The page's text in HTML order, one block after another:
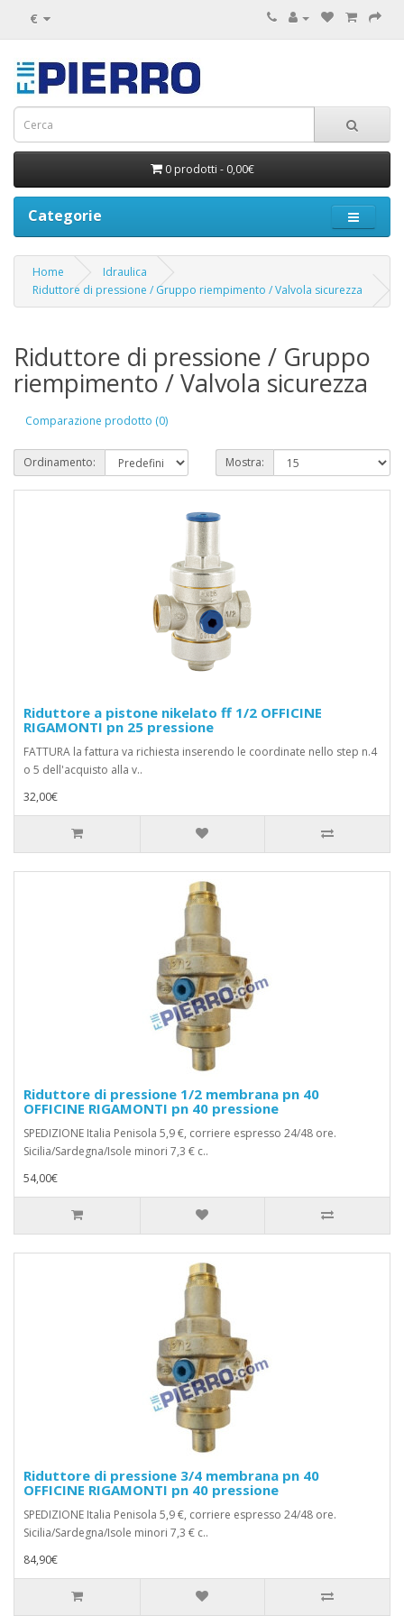
€
0 prodotti - 0,00€
Categorie
Home
Idraulica
Riduttore di pressione / Gruppo riempimento / Valvola sicurezza
Riduttore di pressione / Gruppo
riempimento / Valvola sicurezza
Comparazione prodotto (0)
Ordinamento: Mostra:
Riduttore a pistone nikelato ff 1/2 OFFICINE
RIGAMONTI pn 25 pressione
FATTURA la fattura va richiesta inserendo le coordinate nello step n.4
o 5 dell'acquisto alla v..
32,00€
Riduttore di pressione 1/2 membrana pn 40
OFFICINE RIGAMONTI pn 40 pressione
SPEDIZIONE Italia Penisola 5,9 €, corriere espresso 24/48 ore.
Sicilia/Sardegna/Isole minori 7,3 € c..
54,00€
Riduttore di pressione 3/4 membrana pn 40
OFFICINE RIGAMONTI pn 40 pressione
SPEDIZIONE Italia Penisola 5,9 €, corriere espresso 24/48 ore.
Sicilia/Sardegna/Isole minori 7,3 € c..
84,90€